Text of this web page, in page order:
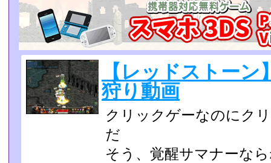
【レッドストー
狩り動画
クリックゲーなのにク
だ
そう、覚醒サマナーな